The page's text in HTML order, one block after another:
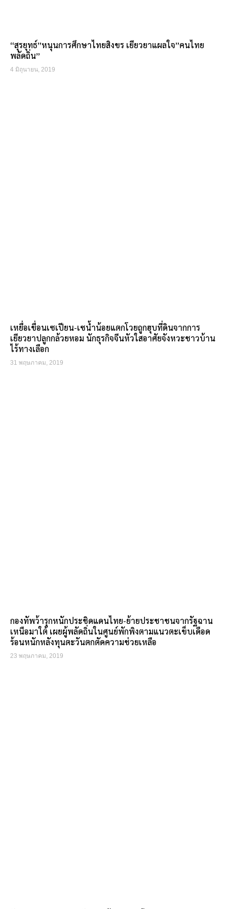
“สุรยุทธ์”หนุนการศึกษาไทยสิงขร เยียวยาแผลใจ”คนไทย
พลัดถิ่น”
4 มิถุนายน, 2019
เหยื่อเขื่อนเซเปียน-เซน้ำน้อยแตกโวยถูกฮุบที่ดินจากการ
เยียวยาปลูกกล้วยหอม นักธุรกิจจีนหัวใสอาศัยจังหวะชาวบ้าน
ไร้ทางเลือก
31 พฤษภาคม, 2019
กองทัพว้ารุกหนักประชิดแดนไทย-ย้ายประชาชนจากรัฐฉาน
เหนือมาใต้ เผยผู้พลัดถิ่นในศูนย์พักพิงตามแนวตะเข็บเดือด
ร้อนหนักหลังทุนตะวันตกตัดความช่วยเหลือ
23 พฤษภาคม, 2019